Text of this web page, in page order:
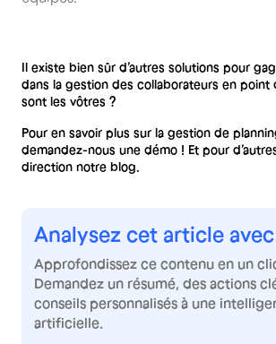
Il existe bien sûr d’autres solutions pour
dans la gestion des collaborateurs en point
sont les vôtres ?
Pour en savoir plus sur la gestion de
demandez-nous une démo ! Et pour
direction notre blog.
Analysez cet article
Approfondissez ce contenu en un
Demandez un résumé, des actions
conseils personnalisés à une
artificielle.